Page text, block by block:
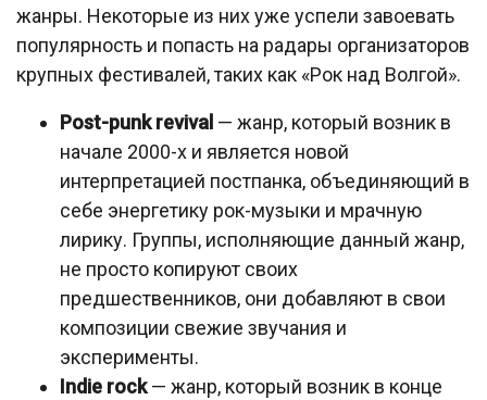
жанры. Некоторые из них уже успели завоевать
популярность и попасть на радары организаторов
крупных фестивалей, таких как «Рок над Волгой».
Post-punk revival — жанр, который возник в
начале 2000-х и является новой
интерпретацией постпанка, объединяющий в
себе энергетику рок-музыки и мрачную
лирику. Группы, исполняющие данный жанр,
не просто копируют своих
предшественников, они добавляют в свои
композиции свежие звучания и
эксперименты.
Indie rock— жанр, который возник в конце